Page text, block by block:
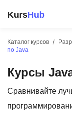
KursHub
Каталог курсов
по Java
Курсы
Сравнивайте